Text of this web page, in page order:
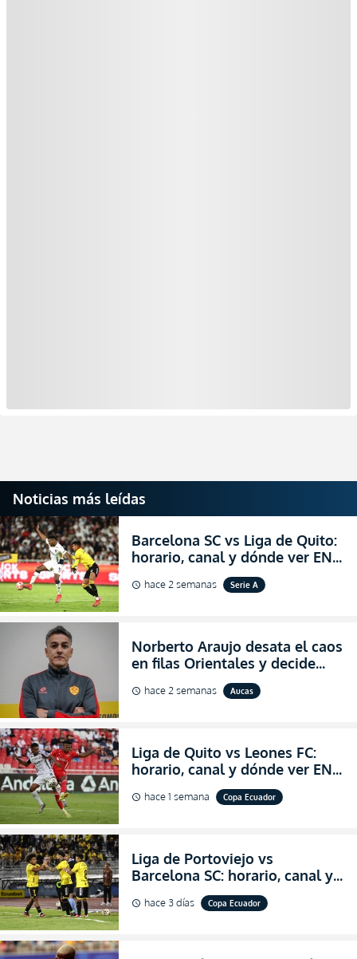
Noticias más leídas
Barcelona SC vs Liga de Quito:
horario, canal y dónde ver EN
VIVO la Fecha 22 de la LigaPro
2026
schedule hace 2 semanas Serie A
Norberto Araujo desata el caos
en filas Orientales y decide
abandonar la dirección técnica
de Aucas
schedule hace 2 semanas Aucas
Liga de Quito vs Leones FC:
horario, canal y dónde ver EN
VIVO los octavos de final de la
Copa Ecuador 2026
schedule hace 1 semana Copa Ecuador
Liga de Portoviejo vs
Barcelona SC: horario, canal y
dónde ver EN VIVO los octavos
de final de la Copa Ecuador
schedule hace 3 días Copa Ecuador